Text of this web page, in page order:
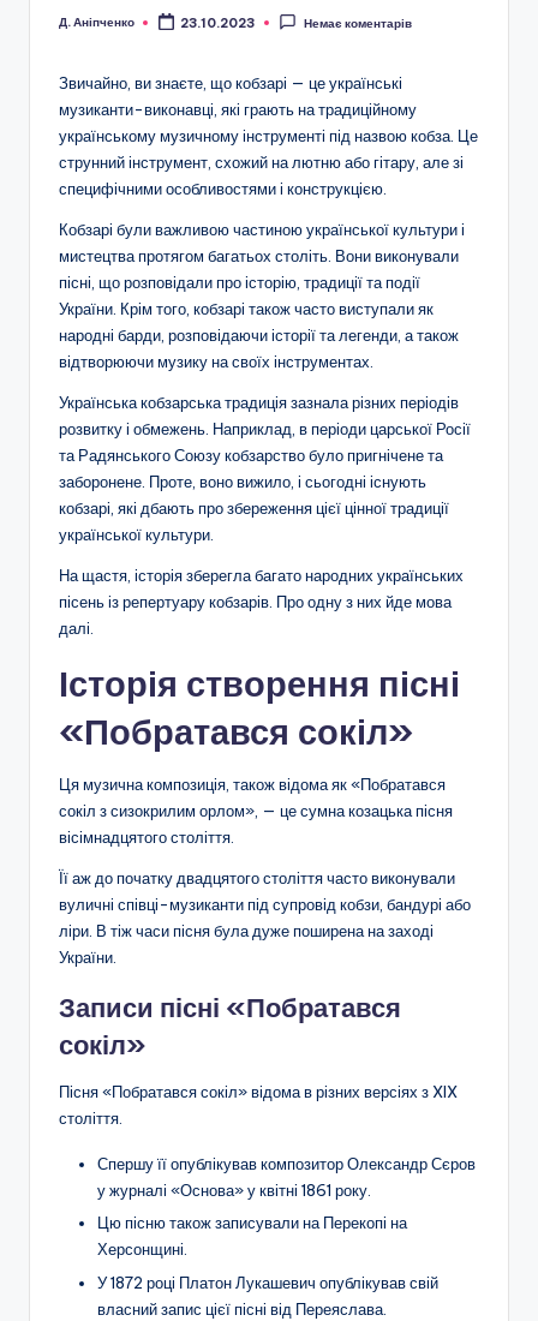
Опубліковано
Д. Аніпченко 23.10.2023 Немає коментарів
Звичайно, ви знаєте, що кобзарі — це українські
музиканти-виконавці, які грають на традиційному
українському музичному інструменті під назвою кобза. Це
струнний інструмент, схожий на лютню або гітару, але зі
специфічними особливостями і конструкцією.
Кобзарі були важливою частиною української культури і
мистецтва протягом багатьох століть. Вони виконували
пісні, що розповідали про історію, традиції та події
України. Крім того, кобзарі також часто виступали як
народні барди, розповідаючи історії та легенди, а також
відтворюючи музику на своїх інструментах.
Українська кобзарська традиція зазнала різних періодів
розвитку і обмежень. Наприклад, в періоди царської Росії
та Радянського Союзу кобзарство було пригнічене та
заборонене. Проте, воно вижило, і сьогодні існують
кобзарі, які дбають про збереження цієї цінної традиції
української культури.
На щастя, історія зберегла багато народних українських
пісень із репертуару кобзарів. Про одну з них йде мова
далі.
Історія створення пісні
«Побратався сокіл»
Ця музична композиція, також відома як «Побратався
сокіл з сизокрилим орлом», — це сумна козацька пісня
вісімнадцятого століття.
Її аж до початку двадцятого століття часто виконували
вуличні співці-музиканти під супровід кобзи, бандурі або
ліри. В тіж часи пісня була дуже поширена на заході
України.
Записи пісні «Побратався
сокіл»
Пісня «Побратався сокіл» відома в різних версіях з XIX
століття.
Спершу її опублікував композитор Олександр Сєров
у журналі «Основа» у квітні 1861 року.
Цю пісню також записували на Перекопі на
Херсонщині.
У 1872 році Платон Лукашевич опублікував свій
власний запис цієї пісні від Переяслава.